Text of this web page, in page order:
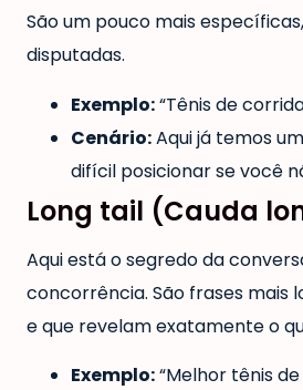
São um pouco mais
disputadas.
Exemplo:“Tênis de
Cenário:Aqui já temos
difícil posicionar se você
Long tail (Cauda
Aqui está o segredo da
concorrência. São frases mais
e que revelam exatamente o
Exemplo:“Melhor tênis